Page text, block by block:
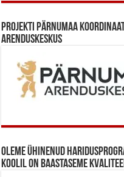
Projekti Pärnumaa
Arenduskeskus
Oleme ühinenud
koolil on baastaseme